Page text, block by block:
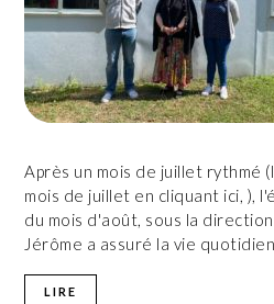
Après un mois de juillet rythmé
mois de juillet en cliquant ici, ),
du mois d'août, sous la
Jérôme a assuré la vie
LIRE